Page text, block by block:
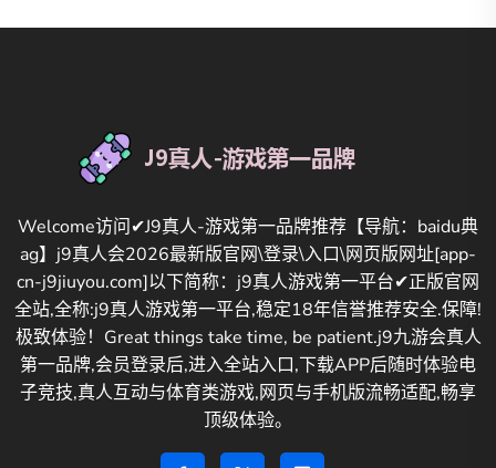
Welcome访问✔J9真人-游戏第一品牌推荐【导航：baidu典
ag】j9真人会2026最新版官网\登录\入口\网页版网址[app-
cn-j9jiuyou.com]以下简称：j9真人游戏第一平台✔正版官网
全站,全称:j9真人游戏第一平台,稳定18年信誉推荐安全.保障!
极致体验！Great things take time, be patient.j9九游会真人
第一品牌,会员登录后,进入全站入口,下载APP后随时体验电
子竞技,真人互动与体育类游戏,网页与手机版流畅适配,畅享
顶级体验。